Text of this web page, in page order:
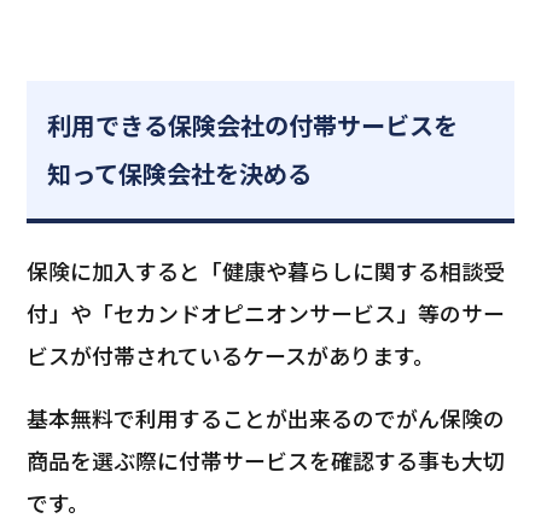
利用できる保険会社の付帯サービスを
知って保険会社を決める
保険に加入すると「健康や暮らしに関する相談受
付」や「セカンドオピニオンサービス」等のサー
ビスが付帯されているケースがあります。
基本無料で利用することが出来るのでがん保険の
商品を選ぶ際に付帯サービスを確認する事も大切
です。